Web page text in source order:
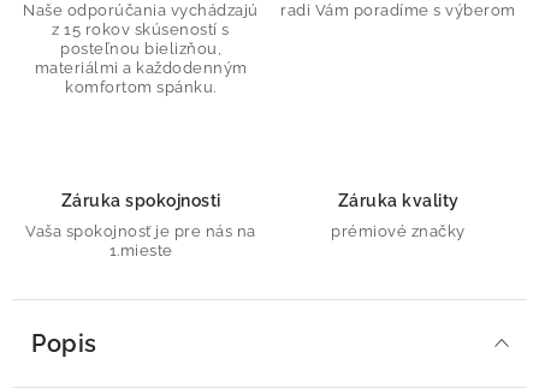
Naše odporúčania vychádzajú
z 15 rokov skúseností s
posteľnou bielizňou,
materiálmi a každodenným
komfortom spánku.
radi Vám poradíme s výberom
Záruka spokojnosti
Vaša spokojnosť je pre nás na
1.mieste
Záruka kvality
prémiové značky
Popis